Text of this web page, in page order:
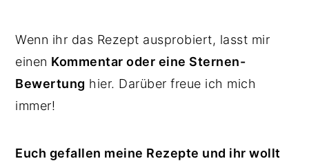
Wenn ihr das Rezept ausprobiert, lasst mir
einen Kommentar oder eine Sternen-
Bewertung hier. Darüber freue ich mich
immer!
Euch gefallen meine Rezepte und ihr wollt